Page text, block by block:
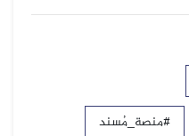
#منصة_مُسند